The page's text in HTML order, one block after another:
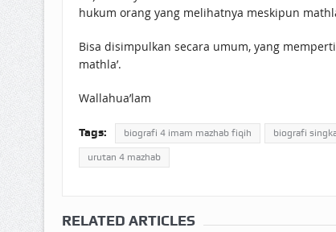
hukum orang yang melihatnya meskipun
Bisa disimpulkan secara umum, yang
mathla’.
Wallahua’lam
Tags: biografi 4 imam mazhab fiqih biografi
urutan 4 mazhab
RELATED ARTICLES